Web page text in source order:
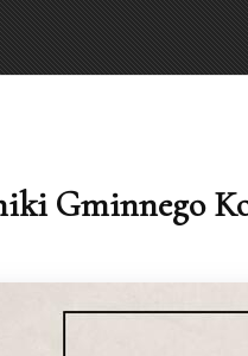
Gminnego